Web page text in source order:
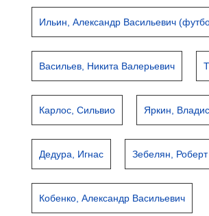
Ильин, Александр Васильевич
Васильев, Никита Валерьевич
Карлос, Сильвио Яркин,
Дедура, Игнас Зебелян,
Кобенко, Александр Васильевич